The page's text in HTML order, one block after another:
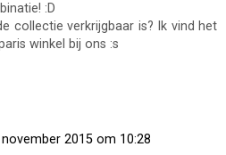
:D
collectie verkrijgbaar is? Ik vind het
winkel bij ons :s
2015 om 10:28